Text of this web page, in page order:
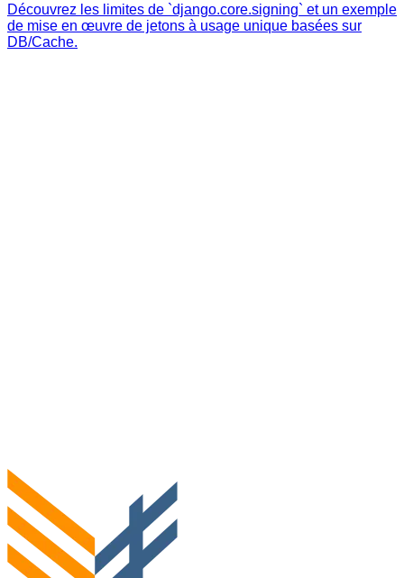
Découvrez les limites de `django.core.signing` et un exemple
de mise en œuvre de jetons à usage unique basées sur
DB/Cache.